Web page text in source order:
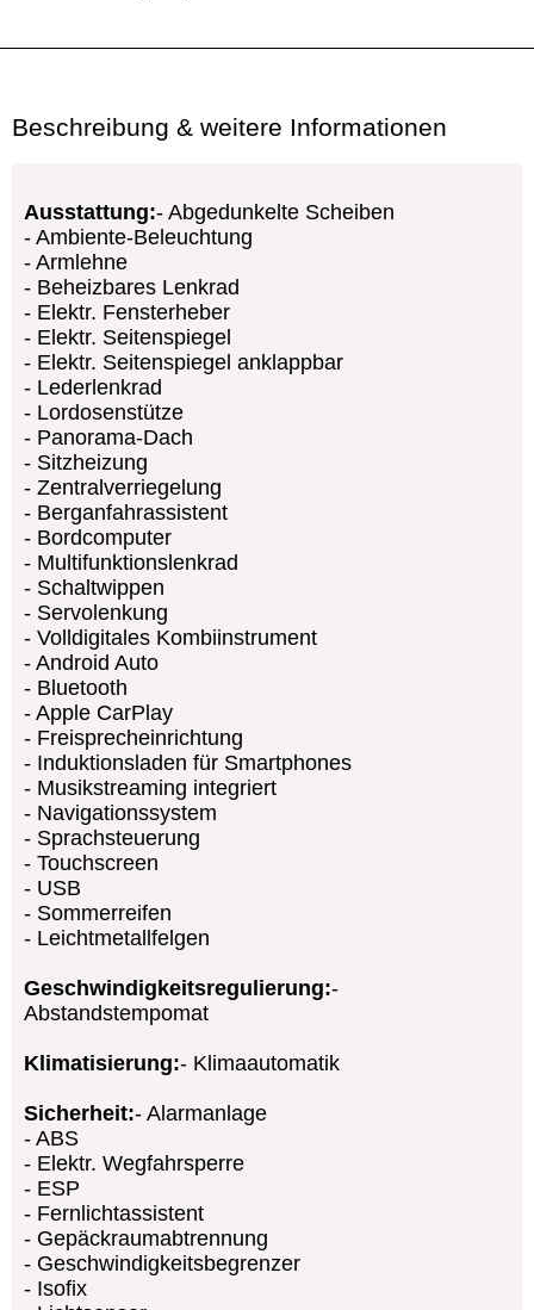
Beschreibung & weitere Informationen
Ausstattung: Abgedunkelte Scheiben
Ambiente-Beleuchtung
Armlehne
Beheizbares Lenkrad
Elektr. Fensterheber
Elektr. Seitenspiegel
Elektr. Seitenspiegel anklappbar
Lederlenkrad
Lordosenstütze
Panorama-Dach
Sitzheizung
Zentralverriegelung
Berganfahrassistent
Bordcomputer
Multifunktionslenkrad
Schaltwippen
Servolenkung
Volldigitales Kombiinstrument
Android Auto
Bluetooth
Apple CarPlay
Freisprecheinrichtung
Induktionsladen für Smartphones
Musikstreaming integriert
Navigationssystem
Sprachsteuerung
Touchscreen
USB
Sommerreifen
Leichtmetallfelgen
Geschwindigkeitsregulierung:
Abstandstempomat
Klimatisierung: Klimaautomatik
Sicherheit: Alarmanlage
ABS
Elektr. Wegfahrsperre
ESP
Fernlichtassistent
Gepäckraumabtrennung
Geschwindigkeitsbegrenzer
Isofix